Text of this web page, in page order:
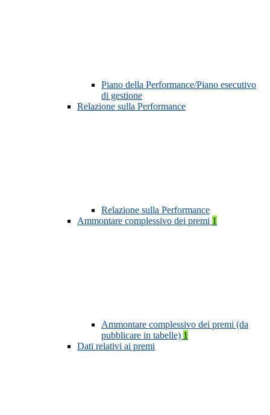
Piano della Performance/Piano esecutivo
di gestione
Relazione sulla Performance
Relazione sulla Performance
Ammontare complessivo dei premi 1
Ammontare complessivo dei premi (da
pubblicare in tabelle) 1
Dati relativi ai premi